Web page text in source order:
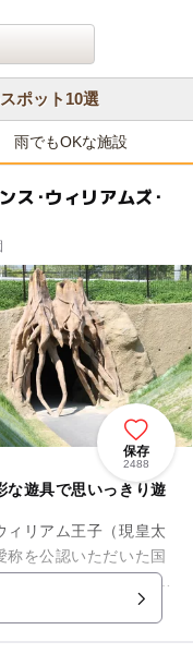
ポット10選
雨でもOKな施設
ス･ウィリアムズ･
保存
2488
な遊具で思いっきり遊
リアム王子（現皇太
を公認いただいた国